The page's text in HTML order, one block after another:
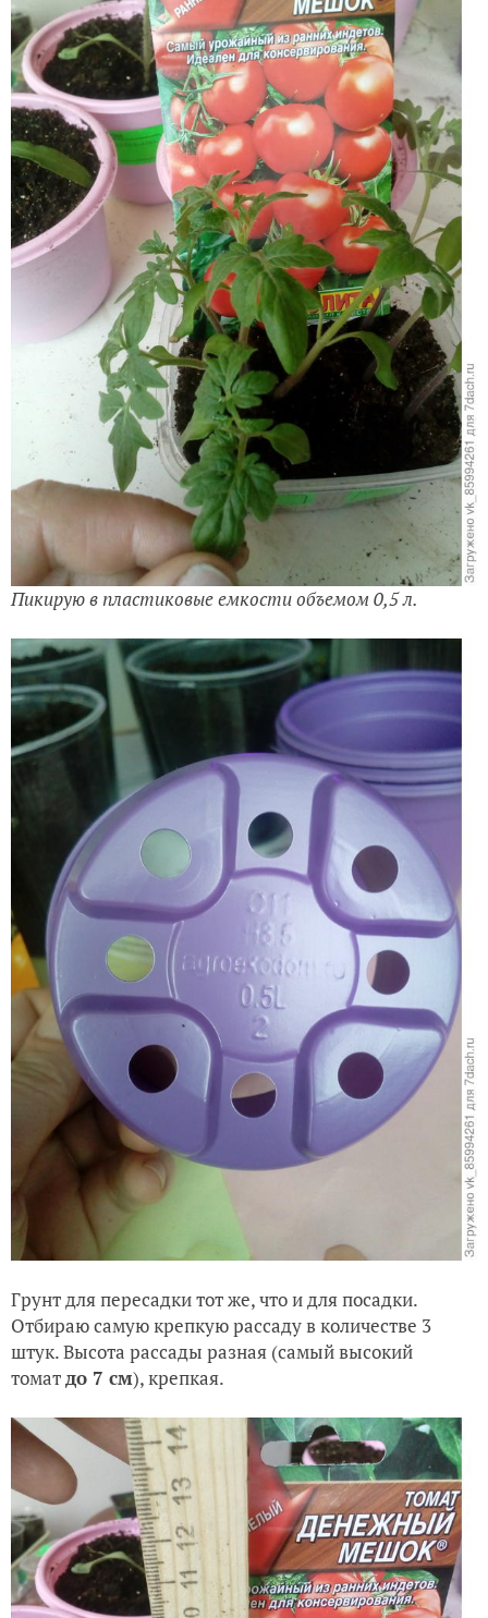
Пикирую в пластиковые емкости объемом 0,5 л.
Грунт для пересадки тот же, что и для посадки.
Отбираю самую крепкую рассаду в количестве 3
штук. Высота рассады разная (самый высокий
томатдо 7 см), крепкая.